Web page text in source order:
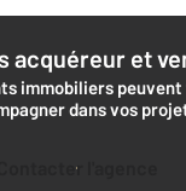
acquéreur et
immobiliers peuvent
dans vos
Contacter l'agence